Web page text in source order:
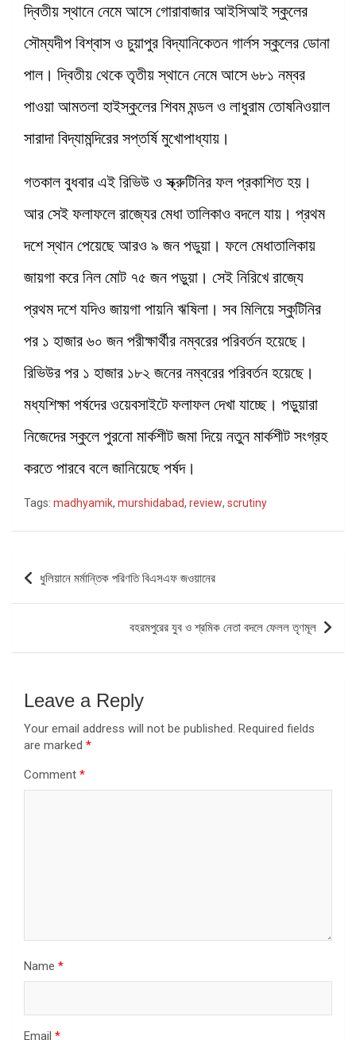
দ্বিতীয় স্থানে নেমে আসে গোরাবাজার আইসিআই স্কুলের
সৌম্যদীপ বিশ্বাস ও চুয়াপুর বিদ্যানিকেতন গার্লস স্কুলের ডোনা
পাল। দ্বিতীয় থেকে তৃতীয় স্থানে নেমে আসে ৬৮১ নম্বর
পাওয়া আমতলা হাইস্কুলের শিবম মন্ডল ও লাধুরাম তোষনিওয়াল
সারাদা বিদ্যামন্দিরের সপ্তর্ষি মুখোপাধ্যায়।
গতকাল বুধবার এই রিভিউ ও স্ক্রুটিনির ফল প্রকাশিত হয়।
আর সেই ফলাফলে রাজ্যের মেধা তালিকাও বদলে যায়। প্রথম
দশে স্থান পেয়েছে আরও ৯ জন পডুয়া। ফলে মেধাতালিকায়
জায়গা করে নিল মোট ৭৫ জন পড়ুয়া। সেই নিরিখে রাজ্যে
প্রথম দশে যদিও জায়গা পায়নি ঋষিলা। সব মিলিয়ে স্কুটিনির
পর ১ হাজার ৬০ জন পরীক্ষার্থীর নম্বরের পরিবর্তন হয়েছে।
রিভিউর পর ১ হাজার ১৮২ জনের নম্বরের পরিবর্তন হয়েছে।
মধ্যশিক্ষা পর্ষদের ওয়েবসাইটে ফলাফল দেখা যাচ্ছে। পড়ুয়ারা
নিজেদের স্কুলে পুরনো মার্কশীট জমা দিয়ে নতুন মার্কশীট সংগ্রহ
করতে পারবে বলে জানিয়েছে পর্ষদ।
Tags: madhyamik, murshidabad, review, scrutiny
Post
navigation
ধুলিয়ানে মর্মান্তিক পরিণতি বিএসএফ জওয়ানের
বহরমপুরের যুব ও শ্রমিক নেতা বদলে ফেলল তৃণমূল
Leave a Reply
Your email address will not be published. Required fields
are marked *
Comment *
Name *
Email *